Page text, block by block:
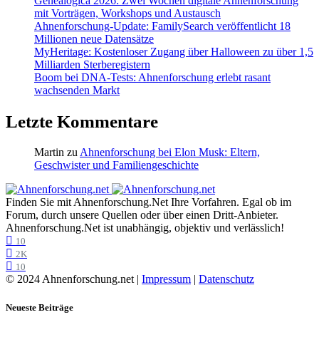
mit Vorträgen, Workshops und Austausch
Ahnenforschung-Update: FamilySearch veröffentlicht 18
Millionen neue Datensätze
MyHeritage: Kostenloser Zugang über Halloween zu über 1,5
Milliarden Sterberegistern
Boom bei DNA-Tests: Ahnenforschung erlebt rasant
wachsenden Markt
Letzte Kommentare
Martin zu Ahnenforschung bei Elon Musk: Eltern,
Geschwister und Familiengeschichte
Finden Sie mit Ahnenforschung.Net Ihre Vorfahren. Egal ob im
Forum, durch unsere Quellen oder über einen Dritt-Anbieter.
Ahnenforschung.Net ist unabhängig, objektiv und verlässlich!
10
2K
10
© 2024 Ahnenforschung.net | Impressum | Datenschutz
Neueste Beiträge